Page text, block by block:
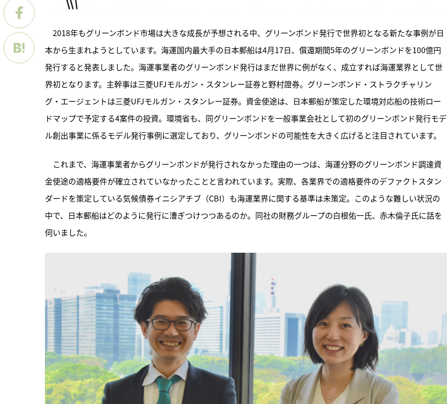
2018年もグリーンボンド市場は大きな成長が予想される中、グリーンボンド発行で世界初となる新たな事例が日
本から生まれようとしています。海運国内最大手の日本郵船は4月17日、償還期間5年のグリーンボンドを100億円
発行すると発表しました。海運事業者のグリーンボンド発行はまだ世界に例がなく、成立すれば海運業界として世
界初となります。主幹事は三菱UFJモルガン・スタンレー証券と野村證券。グリーンボンド・ストラクチャリン
グ・エージェントは三菱UFJモルガン・スタンレー証券。資金使途は、日本郵船が策定した環境対応船の技術ロー
ドマップで予定する4案件の投資。環境省も、同グリーンボンドを一般事業会社として初のグリーンボンド発行モデ
ル創出事業に係るモデル発行事例に選定しており、グリーンボンドの可能性を大きく広げると注目されています。
これまで、海運事業者からグリーンボンドが発行されなかった理由の一つは、海運分野のグリーンボンド調達資
金使途の適格要件が確立されていなかったことと言われています。実際、各業界での適格要件のデファクトスタン
ダードを策定している気候債券イニシアチブ（CBI）も海運業界に関する基準は未策定。このような難しい状況の
中で、日本郵船はどのように発行に漕ぎつけつつあるのか。同社の財務グループの白根佑一氏、赤木倫子氏に話を
伺いました。